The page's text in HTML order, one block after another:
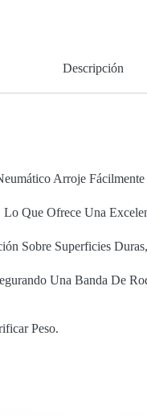
Descripción
Arroje
Que Ofrece Una
Sobre Superficies
Una Banda De
Peso.